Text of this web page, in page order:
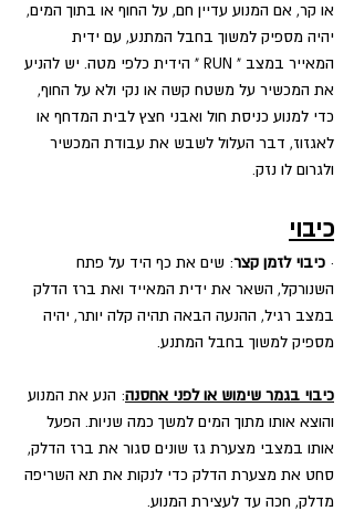
או קר, אם המנוע עדיין חם, על החוף או בתוך המים,
יהיה מספיק למשוך בחבל המתנע, עם ידית
המאייר במצב " RUN " הידית כלפי מטה. יש להניע
את המכשיר על משטח קשה או נקי ולא על החוף,
כדי למנוע כניסת חול ואבני חצץ לבית המדחף או
לאגזוז, דבר העלול לשבש את עבודת המכשיר
ולגרום לו נזק.
כיבוי
· כיבוי לזמן קצר: שים את כף היד על פתח
השנורקל, השאר את ידית המאייד ואת ברז הדלק
במצב רגיל, ההנעה הבאה תהיה קלה יותר, יהיה
מספיק למשוך בחבל המתנע.
כיבוי בגמר שימוש או לפני אחסנה: הנע את המנוע
והוצא אותו מתוך המים למשך כמה שניות. הפעל
אותו במצבי מצערת גז שונים סגור את ברז הדלק,
סחט את מצערת הדלק כדי לנקות את תא השריפה
מדלק, חכה עד לעצירת המנוע.